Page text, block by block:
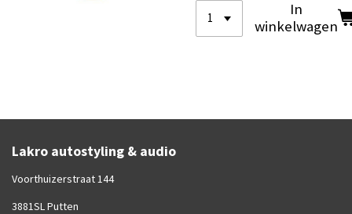
In
winkelwagen
Lakro autostyling & audio
Voorthuizerstraat 144
3881SL Putten